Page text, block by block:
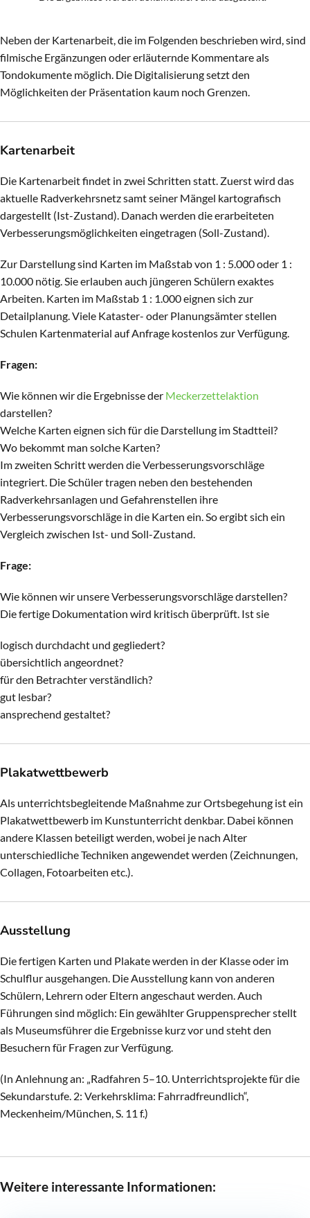
Neben der Kartenarbeit, die im Folgenden beschrieben wird, sind
filmische Ergänzungen oder erläuternde Kommentare als
Tondokumente möglich. Die Digitalisierung setzt den
Möglichkeiten der Präsentation kaum noch Grenzen.
Kartenarbeit
Die Kartenarbeit findet in zwei Schritten statt. Zuerst wird das
aktuelle Radverkehrsnetz samt seiner Mängel kartografisch
dargestellt (Ist-Zustand). Danach werden die erarbeiteten
Verbesserungsmöglichkeiten eingetragen (Soll-Zustand).
Zur Darstellung sind Karten im Maßstab von 1 : 5.000 oder 1 :
10.000 nötig. Sie erlauben auch jüngeren Schülern exaktes
Arbeiten. Karten im Maßstab 1 : 1.000 eignen sich zur
Detailplanung. Viele Kataster- oder Planungsämter stellen
Schulen Kartenmaterial auf Anfrage kostenlos zur Verfügung.
Fragen:
Wie können wir die Ergebnisse der Meckerzettelaktion
darstellen?
Welche Karten eignen sich für die Darstellung im Stadtteil?
Wo bekommt man solche Karten?
Im zweiten Schritt werden die Verbesserungsvorschläge
integriert. Die Schüler tragen neben den bestehenden
Radverkehrsanlagen und Gefahrenstellen ihre
Verbesserungsvorschläge in die Karten ein. So ergibt sich ein
Vergleich zwischen Ist- und Soll-Zustand.
Frage:
Wie können wir unsere Verbesserungsvorschläge darstellen?
Die fertige Dokumentation wird kritisch überprüft. Ist sie
logisch durchdacht und gegliedert?
übersichtlich angeordnet?
für den Betrachter verständlich?
gut lesbar?
ansprechend gestaltet?
Plakatwettbewerb
Als unterrichtsbegleitende Maßnahme zur Ortsbegehung ist ein
Plakatwettbewerb im Kunstunterricht denkbar. Dabei können
andere Klassen beteiligt werden, wobei je nach Alter
unterschiedliche Techniken angewendet werden (Zeichnungen,
Collagen, Fotoarbeiten etc.).
Ausstellung
Die fertigen Karten und Plakate werden in der Klasse oder im
Schulflur ausgehangen. Die Ausstellung kann von anderen
Schülern, Lehrern oder Eltern angeschaut werden. Auch
Führungen sind möglich: Ein gewählter Gruppensprecher stellt
als Museumsführer die Ergebnisse kurz vor und steht den
Besuchern für Fragen zur Verfügung.
(In Anlehnung an: „Radfahren 5–10. Unterrichtsprojekte für die
Sekundarstufe. 2: Verkehrsklima: Fahrradfreundlich“,
Meckenheim/München, S. 11 f.)
Weitere interessante Informationen: